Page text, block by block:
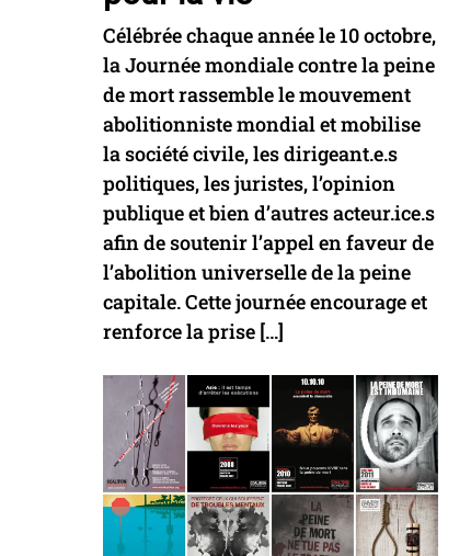
Célébrée chaque année le 10 octobre,
la Journée mondiale contre la peine
de mort rassemble le mouvement
abolitionniste mondial et mobilise
la société civile, les dirigeant.e.s
politiques, les juristes, l’opinion
publique et bien d’autres acteur.ice.s
afin de soutenir l’appel en faveur de
l’abolition universelle de la peine
capitale. Cette journée encourage et
renforce la prise […]